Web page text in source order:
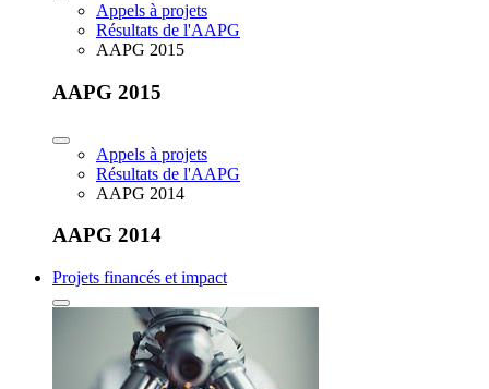
Appels à projets
Résultats de l'AAPG
AAPG 2015
AAPG 2015
Appels à projets
Résultats de l'AAPG
AAPG 2014
AAPG 2014
Projets financés et impact